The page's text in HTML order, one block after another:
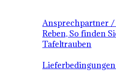
Ansprechpartner
Reben, So finden
Tafeltrauben